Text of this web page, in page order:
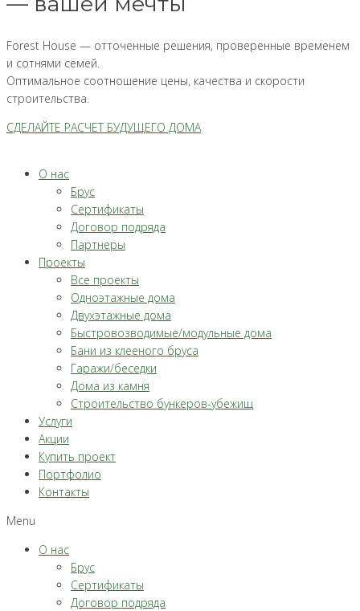
Forest House — отточенные решения, проверенные временем
и сотнями семей.
Оптимальное соотношение цены, качества и скорости
строительства.
СДЕЛАЙТЕ РАСЧЕТ БУДУЩЕГО ДОМА
О нас
Брус
Сертификаты
Договор подряда
Партнеры
Проекты
Все проекты
Одноэтажные дома
Двухэтажные дома
Быстровозводимые/модульные дома
Бани из клееного бруса
Гаражи/беседки
Дома из камня
Строительство бункеров-убежищ
Услуги
Акции
Купить проект
Портфолио
Контакты
Menu
О нас
Брус
Сертификаты
Договор подряда